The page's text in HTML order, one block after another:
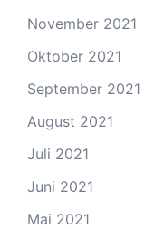
November 2021
Oktober 2021
September 2021
August 2021
Juli 2021
Juni 2021
Mai 2021